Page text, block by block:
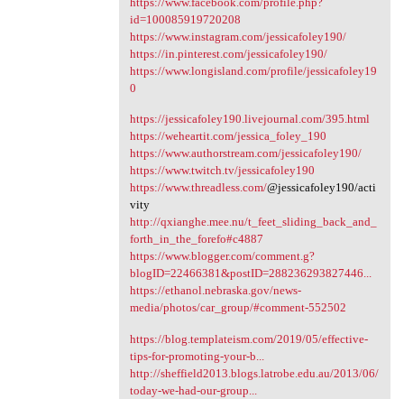
id=100085919720208
https://www.instagram.com/jessicafoley190/
https://in.pinterest.com/jessicafoley190/
https://www.longisland.com/profile/jessicafoley19
0
https://jessicafoley190.livejournal.com/395.html
https://weheartit.com/jessica_foley_190
https://www.authorstream.com/jessicafoley190/
https://www.twitch.tv/jessicafoley190
https://www.threadless.com/@jessicafoley190/acti
vity
http://qxianghe.mee.nu/t_feet_sliding_back_and_
forth_in_the_forefo#c4887
https://www.blogger.com/comment.g?
blogID=22466381&postID=288236293827446...
https://ethanol.nebraska.gov/news-
media/photos/car_group/#comment-552502
https://blog.templateism.com/2019/05/effective-
tips-for-promoting-your-b...
http://sheffield2013.blogs.latrobe.edu.au/2013/06/
today-we-had-our-group...